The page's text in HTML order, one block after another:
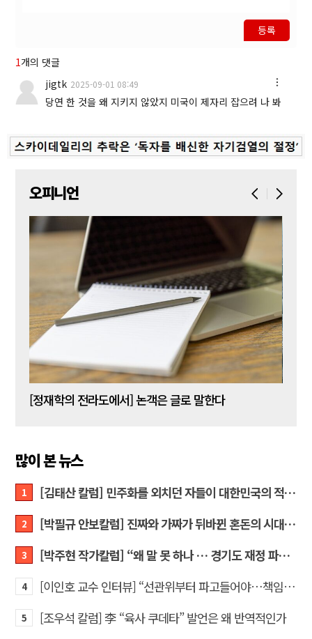
등록
1개의 댓글
jigtk 2025-09-01 08:49
당연 한 것을 왜 지키지 않았지 미국이 제자리 잡으려 나 봐
오피니언
[정재학의 전라도에서] 논객은 글로 말한다
많이 본 뉴스
1 [김태산 칼럼] 민주화를 외치던 자들이 대한민국의 적이고 간첩이었다
2 [박필규 안보칼럼] 진짜와 가짜가 뒤바뀐 혼돈의 시대, 안보 파탄은 막아야
3 [박주현 작가칼럼] “왜 말 못 하나 … 경기도 재정 파탄의 진짜 원인을”
4 [이인호 교수 인터뷰] “선관위부터 파고들어야…책임자 직접 고발하라”
5 [조우석 칼럼] 李 “육사 쿠데타” 발언은 왜 반역적인가